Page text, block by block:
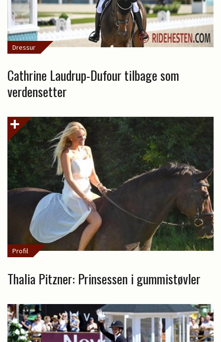
Dressur
Cathrine Laudrup-Dufour tilbage som
verdensetter
Profil
Thalia Pitzner: Prinsessen i gummistøvler